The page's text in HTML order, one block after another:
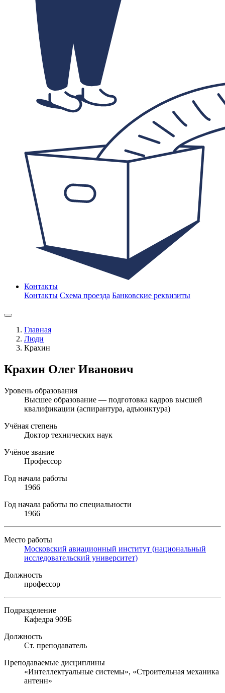
Контакты
Контакты Схема проезда Банковские реквизиты
Главная
Люди
Крахин
Крахин Олег Иванович
Уровень образования
Высшее образование — подготовка кадров высшей
квалификации (аспирантура, адъюнктура)
Учёная степень
Доктор технических наук
Учёное звание
Профессор
Год начала работы
1966
Год начала работы по специальности
1966
Место работы
Московский авиационный институт (национальный
исследовательский университет)
Должность
профессор
Подразделение
Кафедра 909Б
Должность
Ст. преподаватель
Преподаваемые дисциплины
«Интеллектуальные системы», «Строительная механика
антенн»